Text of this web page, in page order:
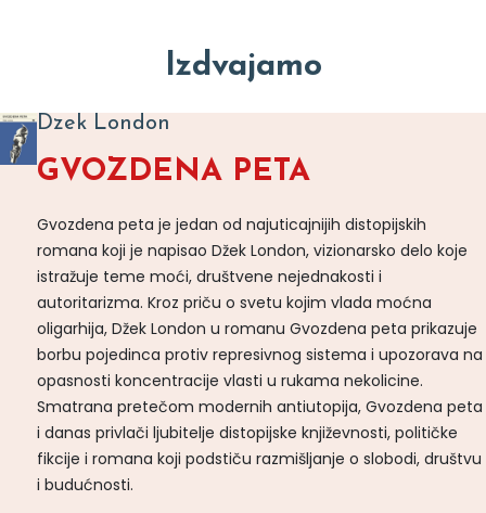
Izdvajamo
Dzek London
GVOZDENA PETA
Gvozdena peta je jedan od najuticajnijih distopijskih
romana koji je napisao Džek London, vizionarsko delo koje
istražuje teme moći, društvene nejednakosti i
autoritarizma. Kroz priču o svetu kojim vlada moćna
oligarhija, Džek London u romanu Gvozdena peta prikazuje
borbu pojedinca protiv represivnog sistema i upozorava na
opasnosti koncentracije vlasti u rukama nekolicine.
Smatrana pretečom modernih antiutopija, Gvozdena peta
i danas privlači ljubitelje distopijske književnosti, političke
fikcije i romana koji podstiču razmišljanje o slobodi, društvu
i budućnosti.